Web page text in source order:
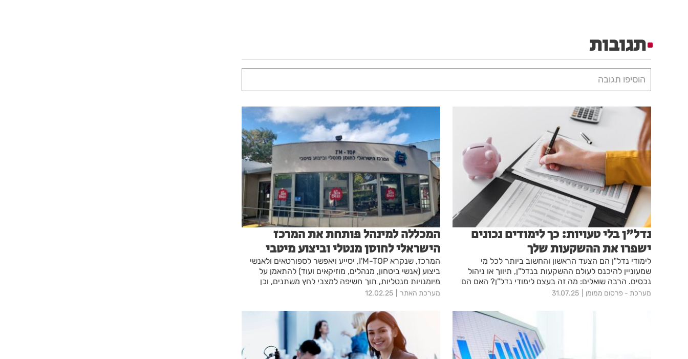
תגובות
הוסיפו תגובה
נדל"ן בלי טעויות: כך לימודים נכונים
ישפרו את ההשקעות שלך
לימודי נדל"ן הם הצעד הראשון והחשוב ביותר לכל מי
שמעוניין להיכנס לעולם ההשקעות בנדל"ן, תיווך או ניהול
נכסים. הרבה שואלים: מה זה בעצם לימודי נדל"ן? האם הם
חובה בשביל להצליח בתחום? ואיך לבחור מסלול לימודים
מערכת - פרסום ממומן 31.07.25
המכללה למינהל פותחת את המרכז
הישראלי לחוסן מנטלי וביצוע מיטבי
המרכז, שנקרא I'M-TOP, יסייע ויאפשר לספורטאים ולאנשי
ביצוע (אנשי ביטחון, מנהלים, מוזיקאים ועוד) להתאמן על
מיומנויות מנטליות, תוך חשיפה למצבי לחץ משתנים, וכן
יכשיר אנשי מקצוע בתחום. סטודנטים לתואר שני
אוכלוסיות במכללה למנהל.
מערכת האתר 12.02.25